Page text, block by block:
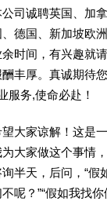
司诚聘英国、加
德国、新加坡欧
时间，有兴趣就
丰厚。真诚期待
服务,使命必赴！
大家谅解！这是
大家做这个事情
半天，后问，“假
呢？”“假如我找